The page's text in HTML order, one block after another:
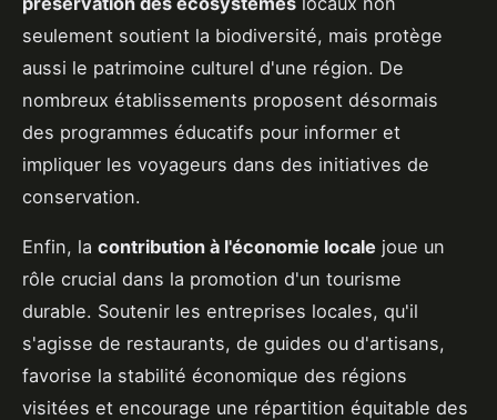
seulement soutient la biodiversité, mais protège
aussi le patrimoine culturel d'une région. De
nombreux établissements proposent désormais
des programmes éducatifs pour informer et
impliquer les voyageurs dans des initiatives de
conservation.
Enfin, la contribution à l'économie locale joue un
rôle crucial dans la promotion d'un tourisme
durable. Soutenir les entreprises locales, qu'il
s'agisse de restaurants, de guides ou d'artisans,
favorise la stabilité économique des régions
visitées et encourage une répartition équitable des